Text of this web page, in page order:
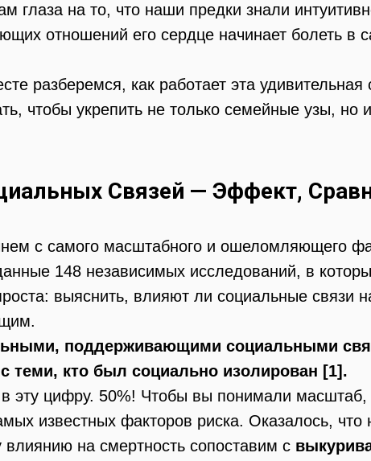
глаза на то, что наши предки знали
отношений его сердце начинает болеть в
разберемся, как работает эта
чтобы укрепить не только семейные узы, но
Связей — Эффект,
с самого масштабного и ошеломляющего
148 независимых исследований, в
выяснить, влияют ли социальные связи
поддерживающими социальными
теми, кто был социально изолирован [1].
эту цифру. 50%! Чтобы вы понимали
известных факторов риска. Оказалось, что
влиянию на смертность сопоставим с